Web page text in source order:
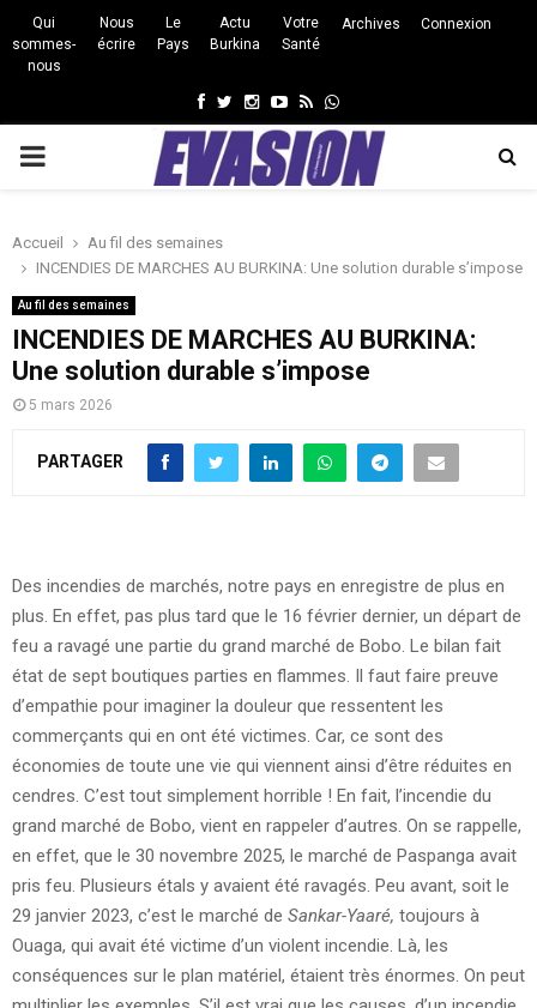
Qui
sommes-
nous
Nous
écrire
Le
Pays
Actu
Burkina
Votre
Santé
Archives Connexion
Facebook
Twitter
Instagram
Youtube
RssWhatsapp
PRIMARY
Accueil
Au fil des semaines
INCENDIES DE MARCHES AU BURKINA: Une solution durable s’impose
Au fil des semaines
INCENDIES DE MARCHES AU BURKINA:
Une solution durable s’impose
5 mars 2026
PARTAGER
Des incendies de marchés, notre pays en enregistre de plus en
plus. En effet, pas plus tard que le 16 février dernier, un départ de
feu a ravagé une partie du grand marché de Bobo. Le bilan fait
état de sept boutiques parties en flammes. Il faut faire preuve
d’empathie pour imaginer la douleur que ressentent les
commerçants qui en ont été victimes. Car, ce sont des
économies de toute une vie qui viennent ainsi d’être réduites en
cendres. C’est tout simplement horrible ! En fait, l’incendie du
grand marché de Bobo, vient en rappeler d’autres. On se rappelle,
en effet, que le 30 novembre 2025, le marché de Paspanga avait
pris feu. Plusieurs étals y avaient été ravagés. Peu avant, soit le
29 janvier 2023, c’est le marché de Sankar-Yaaré, toujours à
Ouaga, qui avait été victime d’un violent incendie. Là, les
conséquences sur le plan matériel, étaient très énormes. On peut